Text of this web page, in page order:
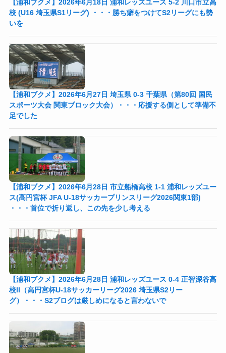
【浦和ブクメ】2026年6月18日 浦和レッズユース 5-2 川口市立高
校 (U16 埼玉県S1リーグ) ・・・勝ち癖をつけてS2リーグにも勢
いを
【浦和ブクメ】2026年6月27日 埼玉県 0-3 千葉県（第80回 国民
スポーツ大会 関東ブロック大会）・・・応援する側として準備不
足でした
【浦和ブクメ】2026年6月28日 市立船橋高校 1-1 浦和レッズユー
ス(高円宮杯 JFA U-18サッカープリンスリーグ2026関東1部)
・・・首位で折り返し、この先を少し考える
【浦和ブクメ】2026年6月28日 浦和レッズユース 0-4 正智深谷高
校II（高円宮杯U-18サッカーリーグ2026 埼玉県S2リー
グ）・・・S2ブログは厳しめになると言わないで